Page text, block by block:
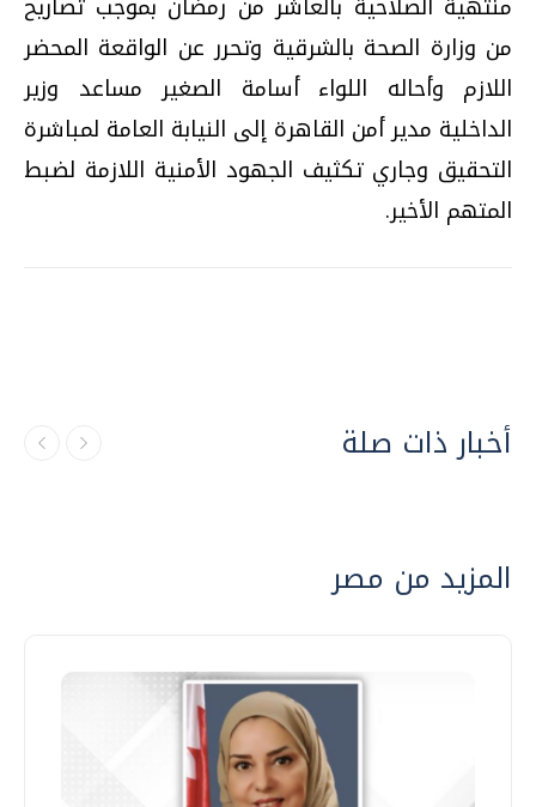
من وزارة الصحة بالشرقية وتحرر عن الواقعة المحضر
اللازم وأحاله اللواء أسامة الصغير مساعد وزير
الداخلية مدير أمن القاهرة إلى النيابة العامة لمباشرة
التحقيق وجاري تكثيف الجهود الأمنية اللازمة لضبط
المتهم الأخير.
أخبار ذات صلة
المزيد من مصر